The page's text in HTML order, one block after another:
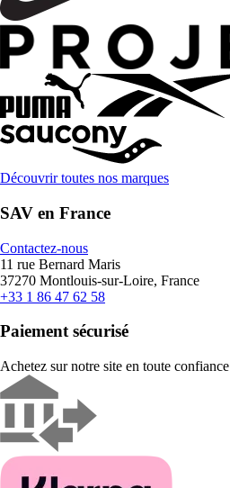
Découvrir toutes nos marques
SAV en France
Contactez-nous
11 rue Bernard Maris
37270 Montlouis-sur-Loire, France
+33 1 86 47 62 58
Paiement sécurisé
Achetez sur notre site en toute confiance